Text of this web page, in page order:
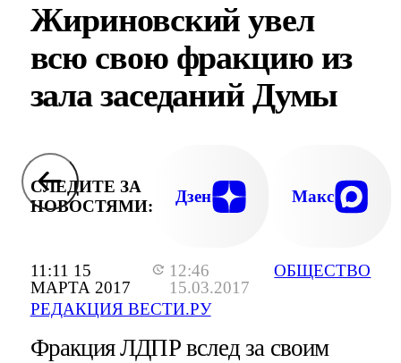
11:11 15
МАРТА 2017
12:46
15.03.2017
РЕДАКЦИЯ ВЕСТИ.РУ
ОБЩЕСТВО
Жириновский увел
всю свою фракцию из
зала заседаний Думы
СЛЕДИТЕ ЗА
НОВОСТЯМИ:
Дзен Макс
Фракция ЛДПР вслед за своим